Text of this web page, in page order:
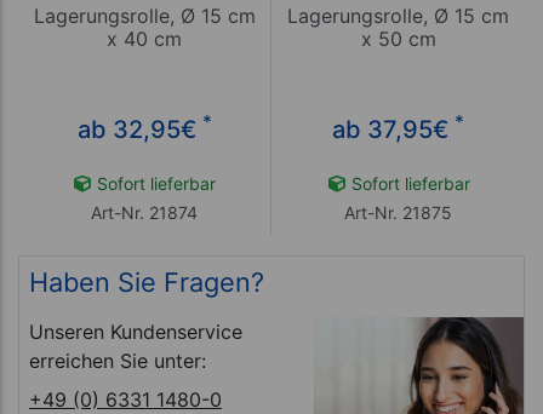
Lagerungsrolle, Ø 15 cm
x 40 cm
ab 32,95€ *
Sofort lieferbar
Art-Nr. 21874
Lagerungsrolle, Ø 15 cm
x 50 cm
ab 37,95€ *
Sofort lieferbar
Art-Nr. 21875
Haben Sie Fragen?
Unseren Kundenservice
erreichen Sie unter:
+49 (0) 6331 1480-0